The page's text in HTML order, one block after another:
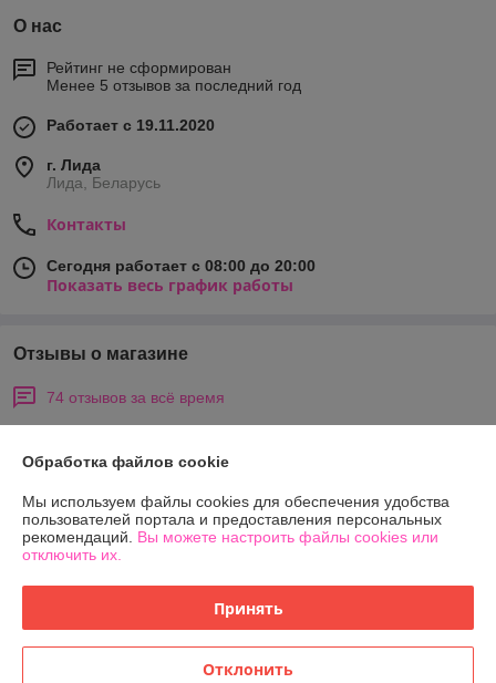
О нас
Рейтинг не сформирован
Менее 5 отзывов за последний год
Работает с 19.11.2020
г. Лида
Лида, Беларусь
Контакты
Сегодня работает с 08:00 до 20:00
Показать весь график работы
Отзывы о магазине
74 отзывов за всё время
Очень вежливый и чуткий менеджер .Неоднократно заказываю на
этом сайте ,все всегда на высшем уровне .Желаем удачи и хороших
клиентов .
15.10.2025
Обработка файлов cookie
Мы используем файлы cookies для обеспечения удобства
пользователей портала и предоставления персональных
рекомендаций. Вы можете настроить файлы cookies или
отключить их.
Принять
Отклонить